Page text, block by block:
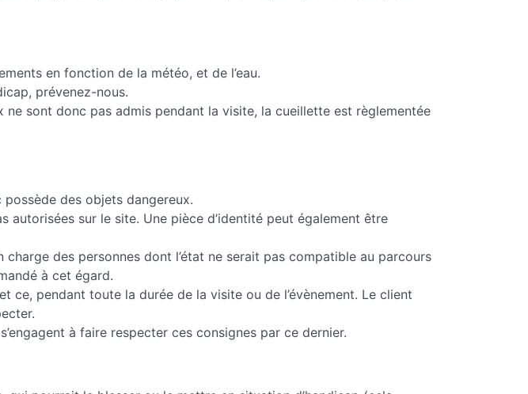
en fonction de la météo, et de l’eau.
prévenez-nous.
sont donc pas admis pendant la visite, la cueillette est règlementée
des objets dangereux.
autorisées sur le site. Une pièce d’identité peut également être
des personnes dont l’état ne serait pas compatible au parcours
à cet égard.
ce, pendant toute la durée de la visite ou de l’évènement. Le client
à faire respecter ces consignes par ce dernier.